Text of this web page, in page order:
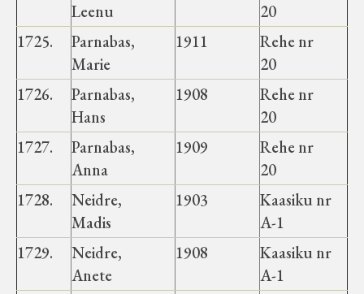
Muud koduloolist Velise mailt
Märjamaa ümbruse valdade
elanike nimekirjad seisuga
15.12.1938
Haimre vald
Koluvere-Kalju vald
Luiste vald
Leenu
20
1725.
Parnabas,
Marie
1911
Rehe nr
20
1726.
Parnabas,
Hans
1908
Rehe nr
20
1727.
Parnabas,
Anna
1909
Rehe nr
20
1728.
Neidre,
Madis
1903
Kaasiku nr
A-1
1729.
Neidre,
Anete
1908
Kaasiku nr
A-1